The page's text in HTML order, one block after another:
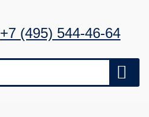
+7 (495) 544-46-64